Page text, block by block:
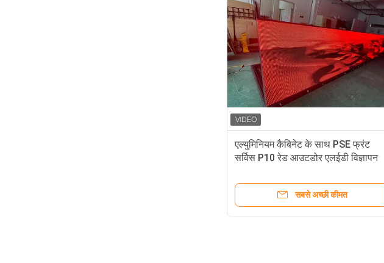
एल्युमिनियम कैबिनेट के साथ PSE फ्रंट
सर्विस P10 रेड आउटडोर एलईडी विज्ञापन
सबसे अच्छी कीमत